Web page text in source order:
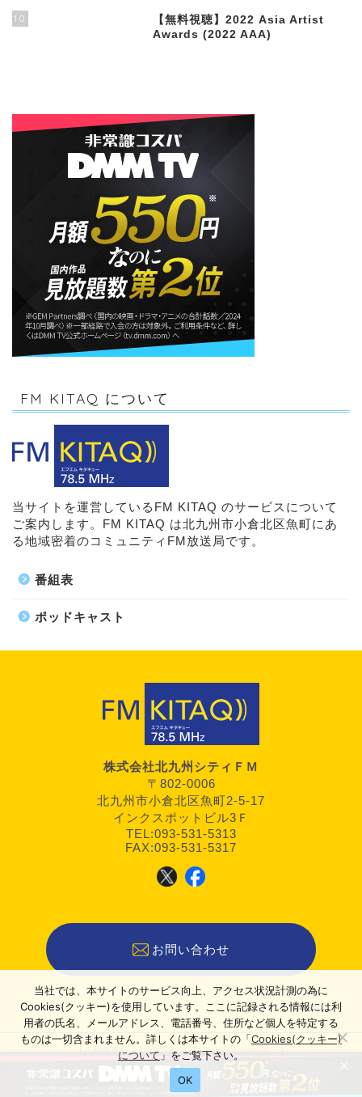
10
【無料視聴】2022 Asia Artist
Awards (2022 AAA)
FM KITAQ について
当サイトを運営しているFM KITAQ のサービスについて
ご案内します。FM KITAQ は北九州市小倉北区魚町にあ
る地域密着のコミュニティFM放送局です。
番組表
ポッドキャスト
株式会社北九州シティＦＭ
〒802-0006
北九州市小倉北区魚町2-5-17
インクスポットビル3Ｆ
TEL:093-531-5313
FAX:093-531-5317
お問い合わせ
利用規約
Cookies(クッキー)について
2022–2026 KITAQエンタメステーション
当社では、本サイトのサービス向上、アクセス状況計測の為に
Cookies(クッキー)を使用しています。ここに記録される情報には利
用者の氏名、メールアドレス、電話番号、住所など個人を特定する
ものは一切含まれません。詳しくは本サイトの「Cookies(クッキー)
について 」をご覧下さい。
OK